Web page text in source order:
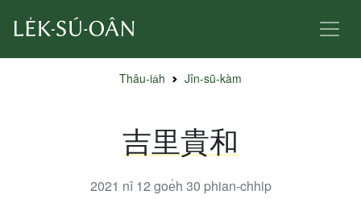
Thâu-ia̍h Jîn-sū-kàm
吉里貴和
2021 nî 12 goe̍h 30 phian-chhip